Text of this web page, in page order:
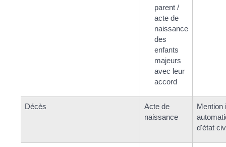
parent /
acte de
naissance
des
enfants
majeurs
avec leur
accord
Décès
Acte de
naissance
Mention
d'état